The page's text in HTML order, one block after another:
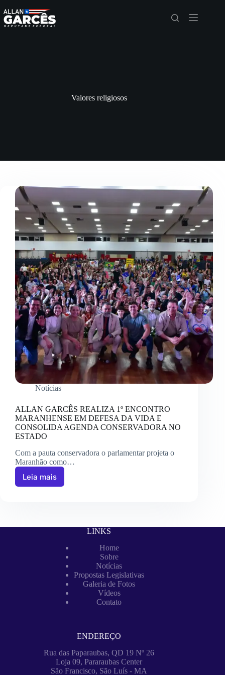
Valores religiosos
Notícias
ALLAN GARCÊS REALIZA 1º ENCONTRO
MARANHENSE EM DEFESA DA VIDA E
CONSOLIDA AGENDA CONSERVADORA NO
ESTADO
Com a pauta conservadora o parlamentar projeta o
Maranhão como…
Leia mais
LINKS
Home
Sobre
Notícias
Propostas Legislativas
Galeria de Fotos
Vídeos
Contato
ENDEREÇO
Rua das Paparaubas, QD 19 Nº 26
Loja 09, Pararaubas Center
São Francisco, São Luís - MA